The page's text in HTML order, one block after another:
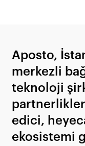
Aposto,
merkezli
teknoloji
edici,
ekosistemi